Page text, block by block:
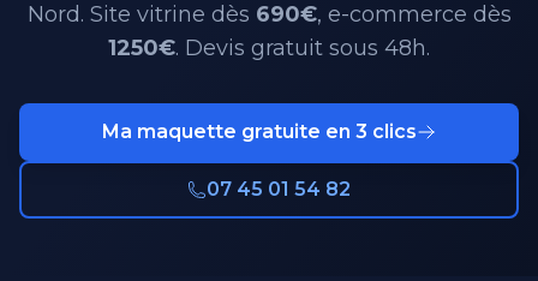
Nord. Site vitrine dès 690€, e-commerce dès
1250€. Devis gratuit sous 48h.
Ma maquette gratuite en 3 clics
07 45 01 54 82